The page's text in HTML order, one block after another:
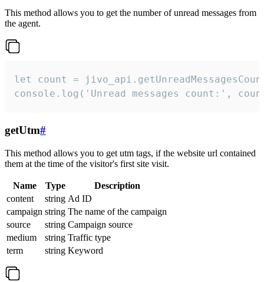
This method allows you to get the number of unread messages from
the agent.
let count =
console.log('Unread messages count:',
getUtm#
This method allows you to get utm tags, if the website url contained
them at the time of the visitor's first site visit.
Name Type
Description
content
string Ad ID
campaign string The name of the campaign
source
string Campaign source
medium
string Traffic type
term
string Keyword